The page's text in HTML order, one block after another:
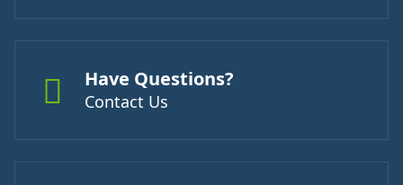
Have Questions?
Contact Us